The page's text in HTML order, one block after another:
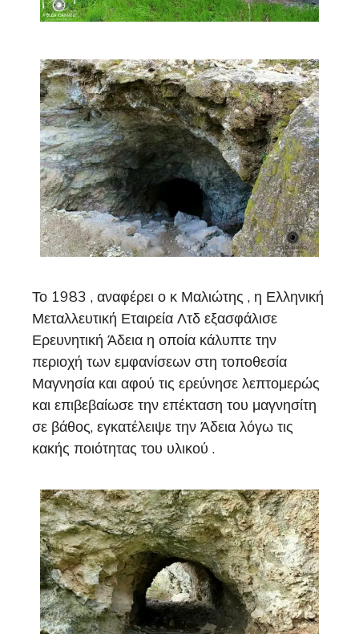
Το 1983 , αναφέρει ο κ Μαλιώτης , η Ελληνική
Μεταλλευτική Εταιρεία Λτδ εξασφάλισε
Ερευνητική Άδεια η οποία κάλυπτε την
περιοχή των εμφανίσεων στη τοποθεσία
Μαγνησία και αφού τις ερεύνησε λεπτομερώς
και επιβεβαίωσε την επέκταση του μαγνησίτη
σε βάθος, εγκατέλειψε την Άδεια λόγω τις
κακής ποιότητας του υλικού .